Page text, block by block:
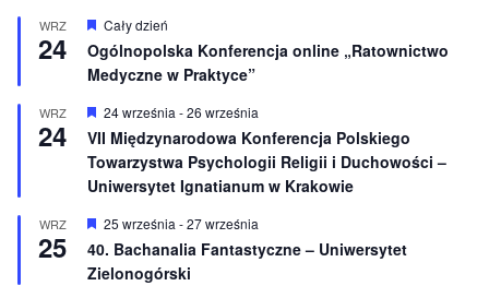
WRZ
24
W
r
ó
n
i
o
n
e
Cały dzień
Ogólnopolska Konferencja online „Ratownictwo
Medyczne w Praktyce”
WRZ
24
W
y
r
ó
ż
n
i
o
n
e
24 września -26 września
VII Międzynarodowa Konferencja Polskiego
Towarzystwa Psychologii Religii i Duchowości –
Uniwersytet Ignatianum w Krakowie
WRZ
25
W
r
ó
25 września -27 września
40. Bachanalia Fantastyczne – Uniwersytet
Zielonogórski